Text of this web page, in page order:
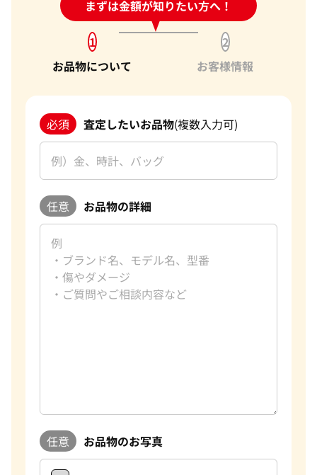
まずは金額が知りたい方へ！
24時間受付中!問い合わせフォーム
1
お品物について
2
お客様情報
必須 査定したいお品物(複数入力可)
任意 お品物の詳細
任意 お品物のお写真